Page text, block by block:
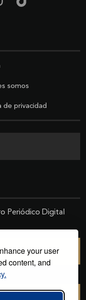
your user
content, and
somos
de privacidad
Periódico Digital